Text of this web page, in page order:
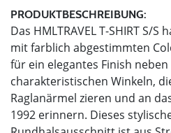
PRODUKTBESCHREIBUNG:
Das HMLTRAVEL T-SHIRT S/
mit farblich abgestimmten
für ein elegantes Finish
charakteristischen Winkeln,
Raglanärmel zieren und an
1992 erinnern. Dieses